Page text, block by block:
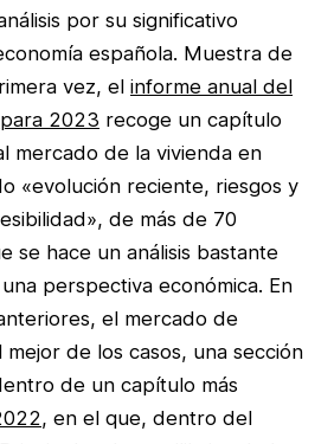
por su significativo
española. Muestra de
vez, el informe anual del
2023 recoge un capítulo
mercado de la vivienda en
«evolución reciente, riesgos y
de más de 70
se hace un análisis bastante
perspectiva económica. En
el mercado de
de los casos, una sección
de un capítulo más
, en el que, dentro del